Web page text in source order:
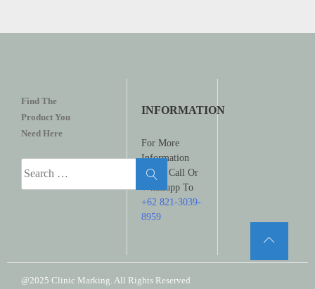
Find The
Product You
Need Here
INFORMATION
For More
Information
Please Call Or
Whatsapp To
+62 821-3039-
8959
@2025 Clinic Marking. All Rights Reserved